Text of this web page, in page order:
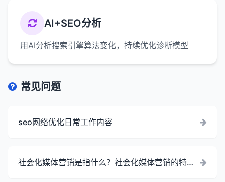
AI+SEO分析
用AI分析搜索引擎算法变化，持续优化诊断模型
常见问题
seo网络优化日常工作内容
社会化媒体营销是指什么？社会化媒体营销的特